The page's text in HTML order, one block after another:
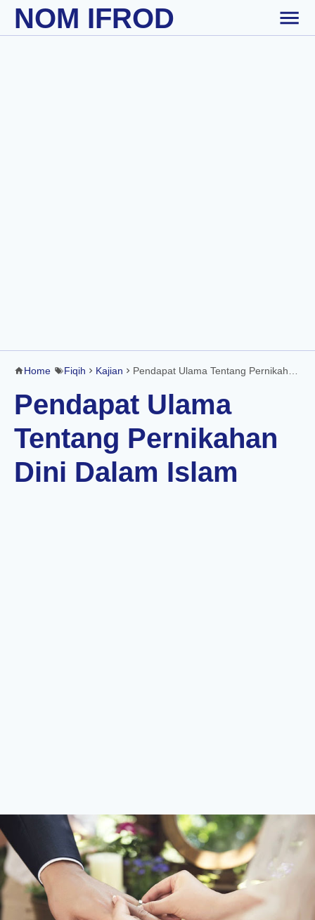
Skip to main content
NOM IFROD
Home Fiqih Kajian Pendapat Ulama Tentang Pernikahan Dini Dalam Islam
Pendapat Ulama
Tentang Pernikahan
Dini Dalam Islam